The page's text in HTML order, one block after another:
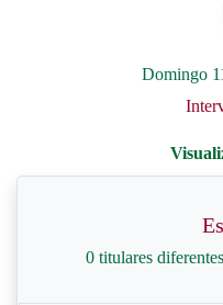
Domingo
0 titulares